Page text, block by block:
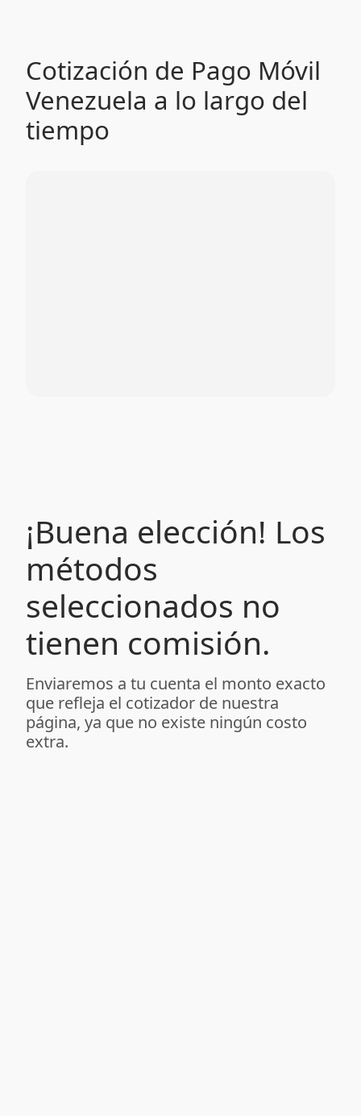
Cotización de Pago Móvil
Venezuela a lo largo del
tiempo
¡Buena elección! Los
métodos
seleccionados no
tienen comisión.
Enviaremos a tu cuenta el monto exacto
que refleja el cotizador de nuestra
página, ya que no existe ningún costo
extra.